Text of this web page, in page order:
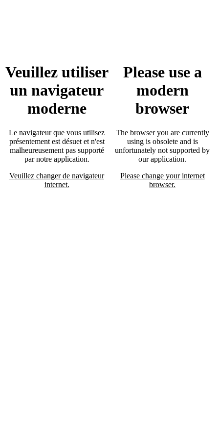
Veuillez utiliser
un navigateur
moderne
Le navigateur que vous utilisez
présentement est désuet et n'est
malheureusement pas supporté
par notre application.
Veuillez changer de navigateur
internet.
Please use a
modern
browser
The browser you are currently
using is obsolete and is
unfortunately not supported by
our application.
Please change your internet
browser.